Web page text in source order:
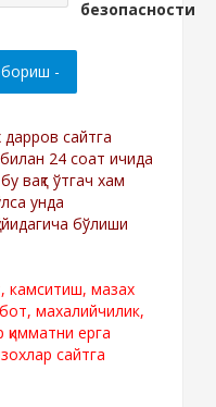
дарров сайтга
24 соат ичида
вақт ўтгач хам
унда
бўлиши
камситиш, мазах
махалийчилик,
ерга
сайтга